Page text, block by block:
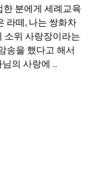
분에게 세례교육
라떼, 나는 쌍화차
소위 사랑장이라는
송을 했다고 해서
의 사랑에 …